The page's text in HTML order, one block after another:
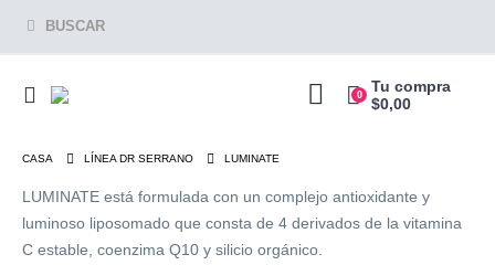
BUSCAR
0
Tu compra
$0,00
CASA LÍNEA DR SERRANO LUMINATE
LUMINATE está formulada con un complejo antioxidante y
luminoso liposomado que consta de 4 derivados de la vitamina
C estable, coenzima Q10 y silicio orgánico.